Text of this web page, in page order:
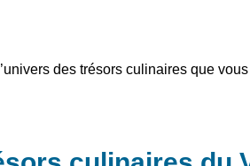
des trésors culinaires que